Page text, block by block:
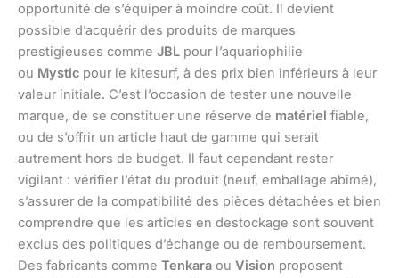
opportunité de s’équiper à moindre coût. Il devient
possible d’acquérir des produits de marques
prestigieuses comme JBL pour l’aquariophilie
ou Mystic pour le kitesurf, à des prix bien inférieurs à leur
valeur initiale. C’est l’occasion de tester une nouvelle
marque, de se constituer une réserve de matériel fiable,
ou de s’offrir un article haut de gamme qui serait
autrement hors de budget. Il faut cependant rester
vigilant : vérifier l’état du produit (neuf, emballage abîmé),
s’assurer de la compatibilité des pièces détachées et bien
comprendre que les articles en destockage sont souvent
exclus des politiques d’échange ou de remboursement.
Des fabricants comme Tenkara ou Vision proposent